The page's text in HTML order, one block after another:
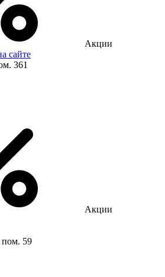
Акции
сайте
361
Акции
пом. 59